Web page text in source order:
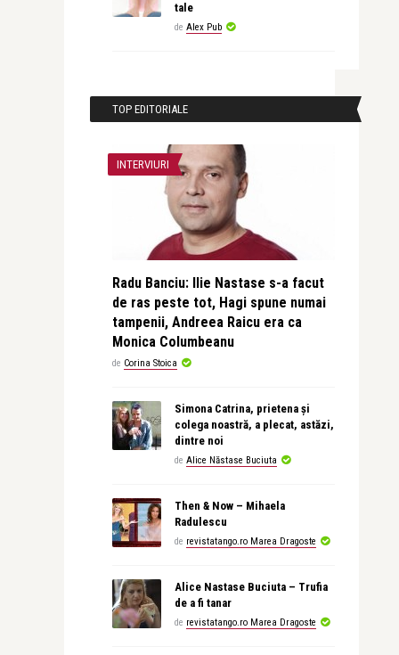
tale
de Alex Pub
TOP EDITORIALE
INTERVIURI
Radu Banciu: Ilie Nastase s-a facut
de ras peste tot, Hagi spune numai
tampenii, Andreea Raicu era ca
Monica Columbeanu
de Corina Stoica
Simona Catrina, prietena și
colega noastră, a plecat, astăzi,
dintre noi
de Alice Năstase Buciuta
Then & Now – Mihaela
Radulescu
de revistatango.ro Marea Dragoste
Alice Nastase Buciuta – Trufia
de a fi tanar
de revistatango.ro Marea Dragoste